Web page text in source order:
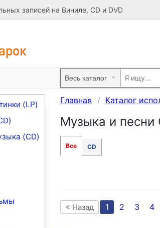
записей на Виниле, CD и DVD
(LP)
(CD)
Главная Каталог
Музыка и песни
Все CD
< Назад 1 2 3 4